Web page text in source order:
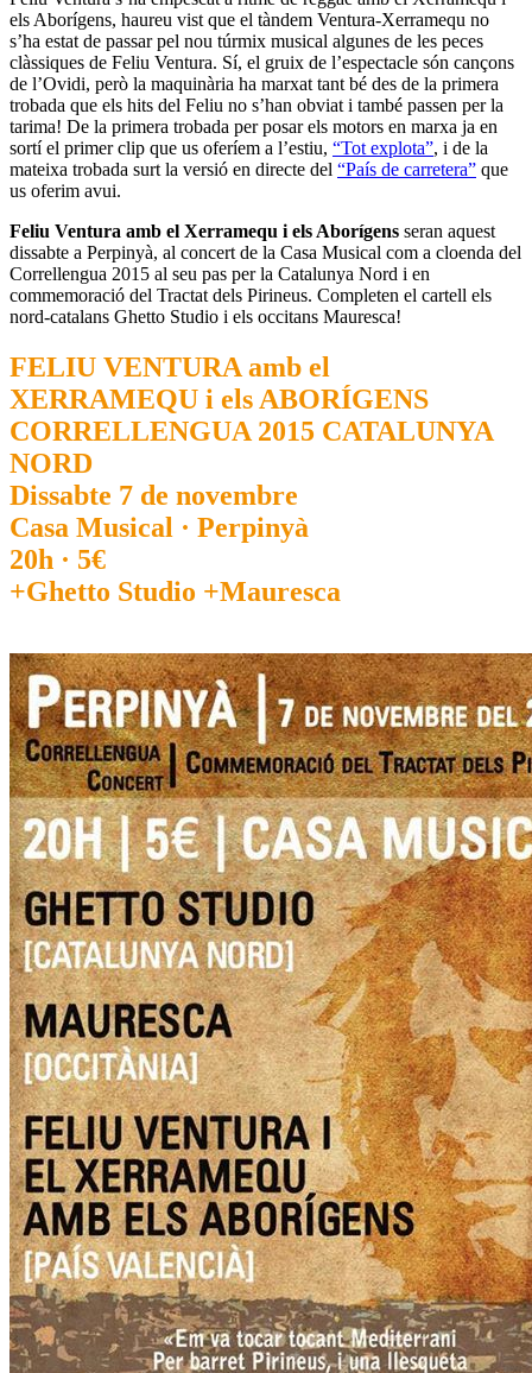
els Aborígens, haureu vist que el tàndem Ventura-Xerramequ no
s’ha estat de passar pel nou túrmix musical algunes de les peces
clàssiques de Feliu Ventura. Sí, el gruix de l’espectacle són cançons
de l’Ovidi, però la maquinària ha marxat tant bé des de la primera
trobada que els hits del Feliu no s’han obviat i també passen per la
tarima! De la primera trobada per posar els motors en marxa ja en
sortí el primer clip que us oferíem a l’estiu, “Tot explota”, i de la
mateixa trobada surt la versió en directe del “País de carretera” que
us oferim avui.
Feliu Ventura amb el Xerramequ i els Aborígens seran aquest
dissabte a Perpinyà, al concert de la Casa Musical com a cloenda del
Correllengua 2015 al seu pas per la Catalunya Nord i en
commemoració del Tractat dels Pirineus. Completen el cartell els
nord-catalans Ghetto Studio i els occitans Mauresca!
FELIU VENTURA amb el
XERRAMEQU i els ABORÍGENS
CORRELLENGUA 2015 CATALUNYA
NORD
Dissabte 7 de novembre
Casa Musical · Perpinyà
20h · 5€
+Ghetto Studio +Mauresca